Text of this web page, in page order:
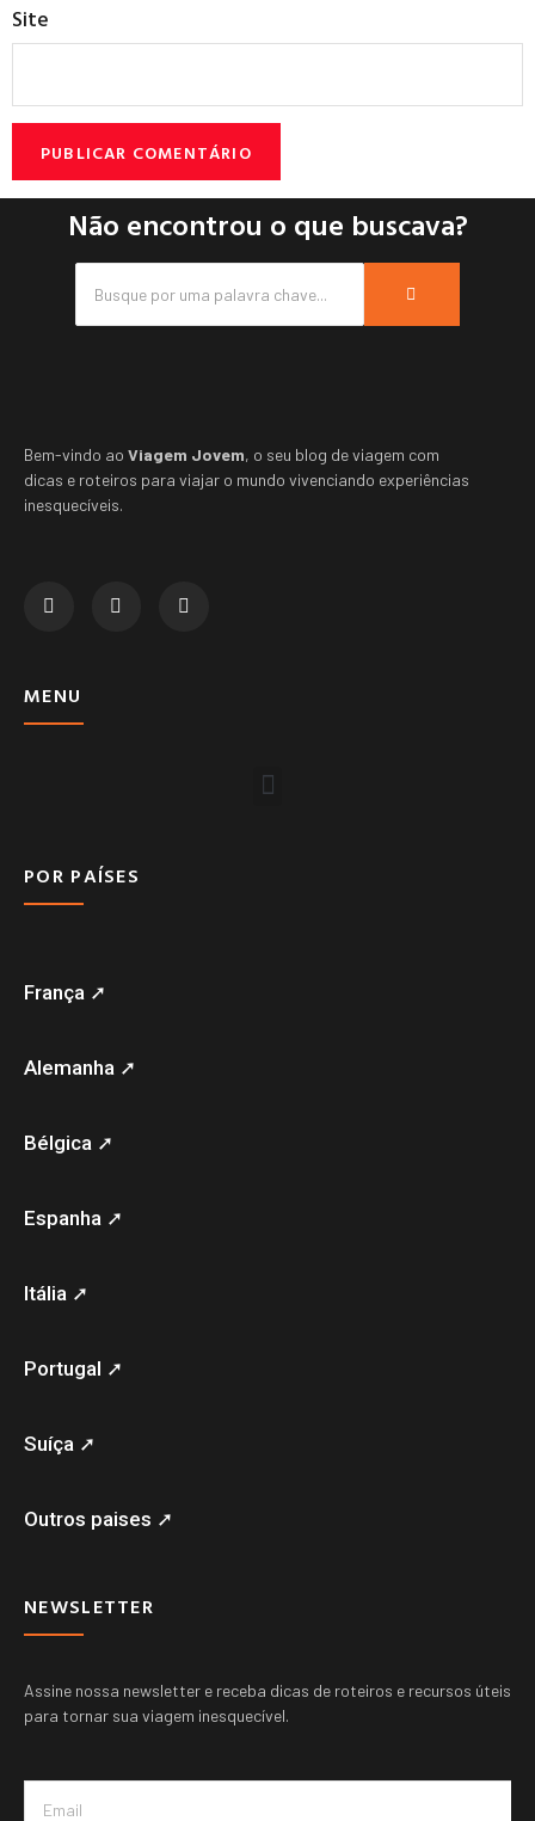
Site
Não encontrou o que buscava?
Bem-vindo ao Viagem Jovem, o seu blog de viagem com
dicas e roteiros para viajar o mundo vivenciando experiências
inesquecíveis.
MENU
POR PAÍSES
França ➚
Alemanha ➚
Bélgica ➚
Espanha ➚
Itália ➚
Portugal ➚
Suíça ➚
Outros paises ➚
NEWSLETTER
Assine nossa newsletter e receba dicas de roteiros e recursos úteis
para tornar sua viagem inesquecível.